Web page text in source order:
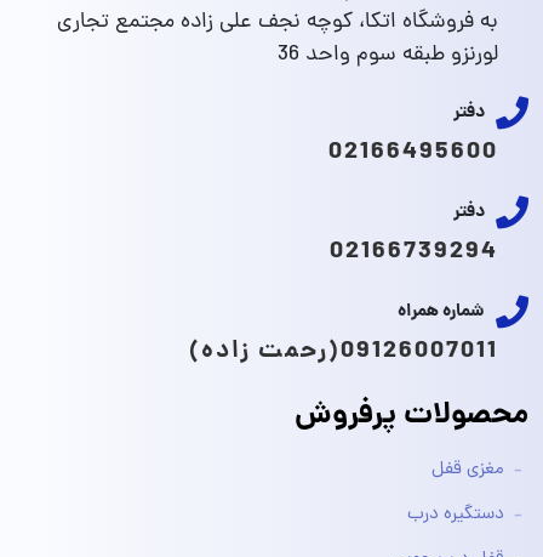
به فروشگاه اتکا، کوچه نجف علی زاده مجتمع تجاری
لورنزو طبقه سوم واحد 36
دفتر
02166495600
دفتر
02166739294
شماره همراه
09126007011(رحمت زاده)
محصولات پرفروش
مغزی قفل
دستگیره درب